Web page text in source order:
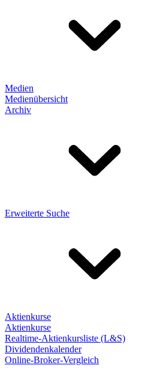
Medien
Medienübersicht
Archiv
Erweiterte Suche
Aktienkurse
Aktienkurse
Realtime-Aktienkursliste (L&S)
Dividendenkalender
Online-Broker-Vergleich